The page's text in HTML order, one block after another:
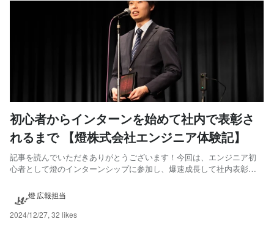
初心者からインターンを始めて社内で表彰さ
れるまで 【燈株式会社エンジニア体験記】
記事を読んでいただきありがとうございます！今回は、エンジニア初
心者として燈のインターンシップに参加し、爆速成長して社内表彰さ
時は初心者ではありましたが、高い志と主体性を持って、エンジニア
として大きく成長することができました。 燈は、志があれば成長でき
る...
燈 広報担当
2024/12/27, 32 likes